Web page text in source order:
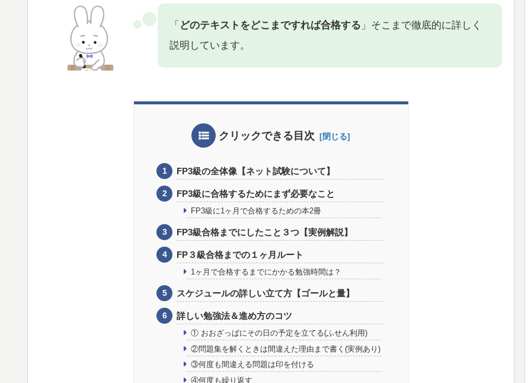
「 どのテキストをどこまですれば合格する 」そこまで徹底的に詳しく
説明しています。
クリックできる目次
FP3級の全体像【ネット試験について】
FP3級に合格するためにまず必要なこと
FP3級に1ヶ月で合格するための本2冊
FP3級合格までにしたこと３つ【実例解説】
FP３級合格までの１ヶ月ルート
1ヶ月で合格するまでにかかる勉強時間は？
スケジュールの詳しい立て方【ゴールと量】
詳しい勉強法＆進め方のコツ
① おおざっぱにその日の予定を立てる(ふせん利用)
②問題集を解くときは間違えた理由まで書く(実例あり)
③何度も間違える問題は印を付ける
④何度も繰り返す